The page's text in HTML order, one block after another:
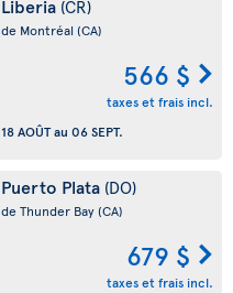
Liberia (CR)
de Montréal (CA)
566 $
taxes et frais incl.
18 AOÛTau 06 SEPT.
Puerto Plata (DO)
de Thunder Bay(CA)
679 $
taxes et frais incl.